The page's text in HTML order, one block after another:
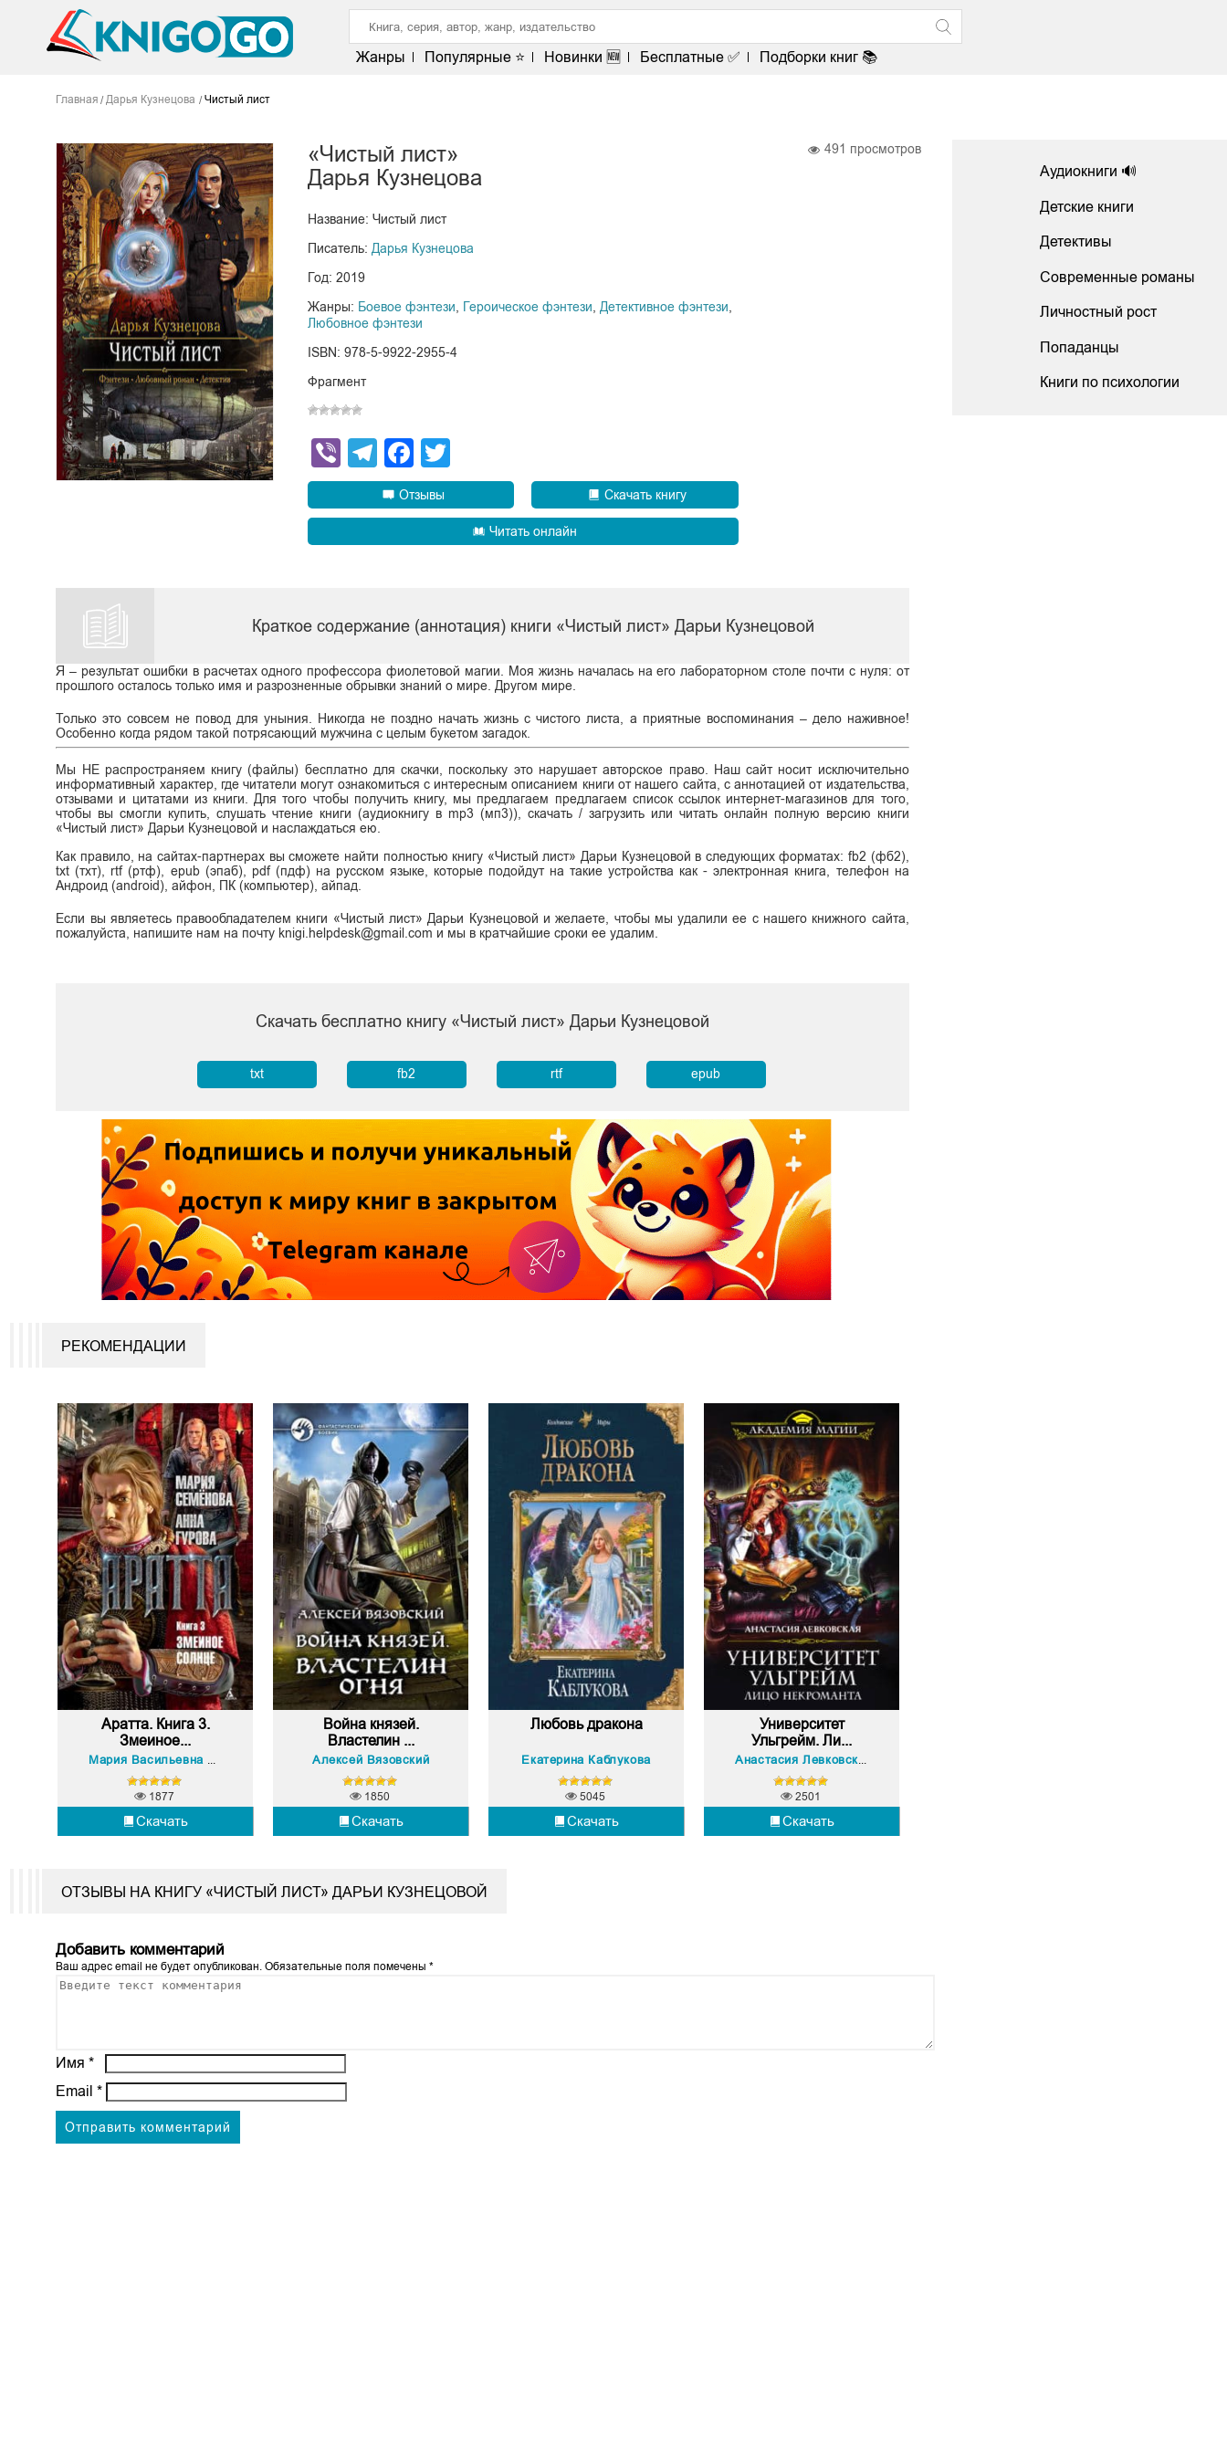
Жанры Популярные ⭐ Новинки 🆕 Бесплатные ✅ Подборки книг 📚
Главная Дарья Кузнецова Чистый лист
«Чистый лист»
Дарья Кузнецова
Название: Чистый лист
Писатель: Дарья Кузнецова
Год: 2019
Жанры: Боевое фэнтези Героическое фэнтези Детективное фэнтези
Любовное фэнтези
ISBN: 978-5-9922-2955-4
Фрагмент
ViberTelegram
Facebook
Отзывы Скачать книгу
Читать онлайн
491 просмотров
Краткое содержание (аннотация) книги «Чистый лист» Дарьи Кузнецовой
Я – результат ошибки в расчетах одного профессора фиолетовой магии. Моя жизнь началась на его лабораторном столе почти с нуля: от
прошлого осталось только имя и разрозненные обрывки знаний о мире. Другом мире.
Только это совсем не повод для уныния. Никогда не поздно начать жизнь с чистого листа, а приятные воспоминания – дело наживное!
Особенно когда рядом такой потрясающий мужчина с целым букетом загадок.
Мы НЕ распространяем книгу (файлы) бесплатно для скачки, поскольку это нарушает авторское право. Наш сайт носит исключительно
информативный характер, где читатели могут ознакомиться с интересным описанием книги от нашего сайта, с аннотацией от издательства,
отзывами и цитатами из книги. Для того чтобы получить книгу, мы предлагаем предлагаем список ссылок интернет-магазинов для того,
чтобы вы смогли купить, слушать чтение книги (аудиокнигу в mp3 (мп3)), скачать / загрузить или читать онлайн полную версию книги
«Чистый лист» Дарьи Кузнецовой и наслаждаться ею.
Как правило, на сайтах-партнерах вы сможете найти полностью книгу «Чистый лист» Дарьи Кузнецовой в следующих форматах: fb2 (фб2),
txt (тхт), rtf (ртф), epub (эпаб), pdf (пдф) на русском языке, которые подойдут на такие устройства как - электронная книга, телефон на
Андроид (android), айфон, ПК (компьютер), айпад.
Если вы являетесь правообладателем книги «Чистый лист» Дарьи Кузнецовой и желаете, чтобы мы удалили ее с нашего книжного сайта,
пожалуйста, напишите нам на почту knigi.helpdesk@gmail.com и мы в кратчайшие сроки ее удалим.
Скачать бесплатно книгу «Чистый лист» Дарьи Кузнецовой
txt fb2 rtf epub
РЕКОМЕНДАЦИИ
Аратта. Книга 3.
Змеиное...
Мария Васильевна Семёнова Анна Гурова
Скачать
1877
Война князей.
Властелин ...
Алексей Вязовский
Скачать
1850
Любовь дракона
Екатерина Каблукова
Скачать
5045
Университет
Ульгрейм. Ли...
Анастасия Левковская
Скачать
2501
ОТЗЫВЫ НА КНИГУ «ЧИСТЫЙ ЛИСТ» ДАРЬИ КУЗНЕЦОВОЙ
Добавить комментарий
Ваш адрес email не будет опубликован. Обязательные поля помечены*
Имя*
Email*
Аудиокниги 🔊
Детские книги
Детективы
Современные романы
Личностный рост
Попаданцы
Книги по психологии